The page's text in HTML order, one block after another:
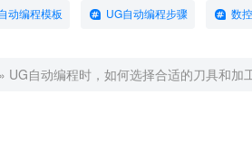
动编程模板 UG自动编程步骤 数
» UG自动编程时，如何选择合适的刀具和加